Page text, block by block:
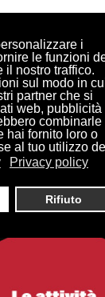
i
le funzioni
il nostro traffico.
sul modo in
partner che si
web, pubblicità
combinarle
hai fornito loro o
al tuo utilizzo
Privacy policy
Rifiuto